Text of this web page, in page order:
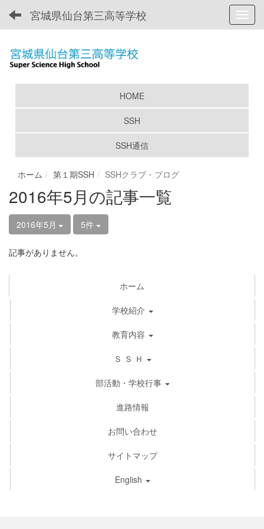
宮城県仙台第三高等学校
HOME
SSH
SSH通信
ホーム 第１期SSH SSHクラブ・ブログ
2016年5月の記事一覧
2016年5月 5件
記事がありません。
ホーム
学校紹介
教育内容
Ｓ Ｓ Ｈ
部活動・学校行事
進路情報
お問い合わせ
サイトマップ
English